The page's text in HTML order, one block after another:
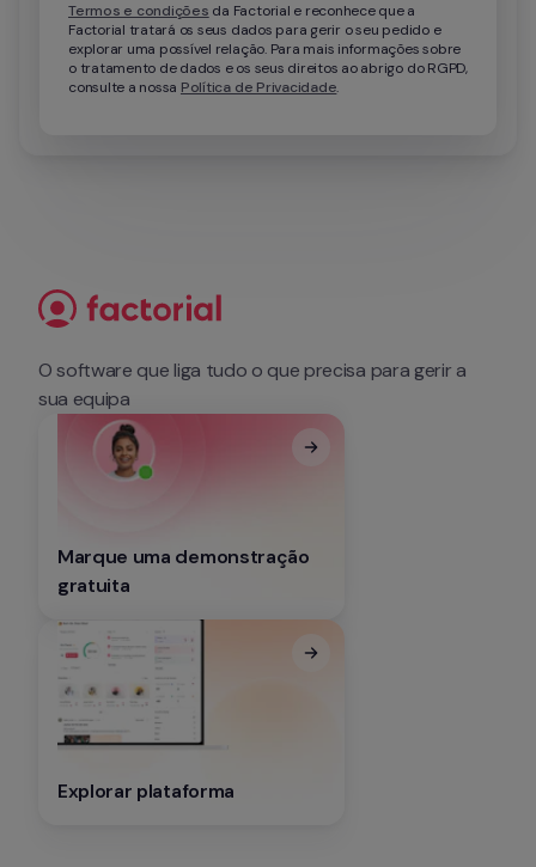
Termos e condições da Factorial e reconhece que a
Factorial tratará os seus dados para gerir o seu pedido e
explorar uma possível relação. Para mais informações sobre
o tratamento de dados e os seus direitos ao abrigo do RGPD,
consulte a nossa Política de Privacidade.
O software que liga tudo o que precisa para gerir a
sua equipa
Marque uma demonstração
gratuita
Explorar plataforma